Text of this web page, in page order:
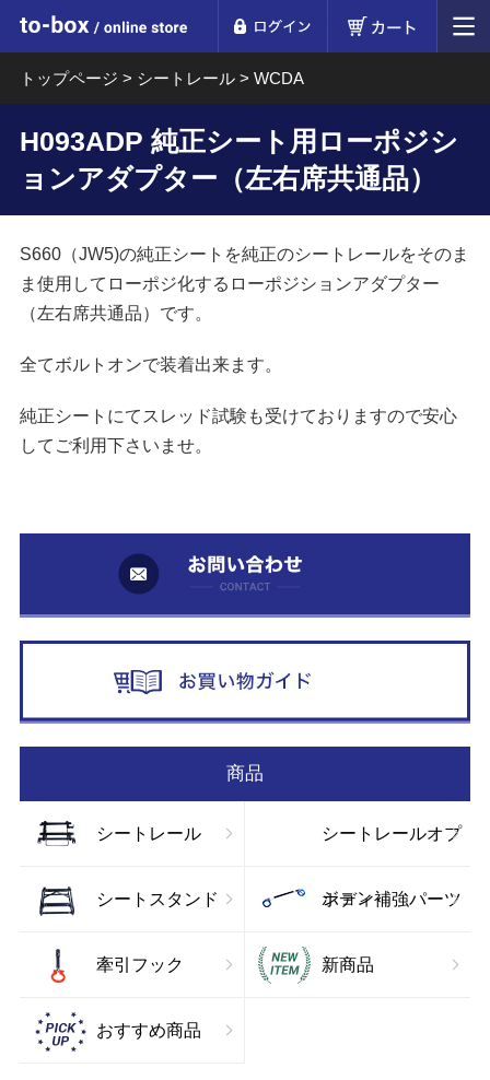
to-box online store
トップページ > シートレール> WCDA
H093ADP 純正シート用ローポジシ
ョンアダプター（左右席共通品）
S660（JW5)の純正シートを純正のシートレールをそのま
ま使用してローポジ化するローポジションアダプター
（左右席共通品）です。
全てボルトオンで装着出来ます。
純正シートにてスレッド試験も受けておりますので安心
してご利用下さいませ。
商品
シートレール シートレールオプ
ション
シートスタンド ボディ補強パーツ
牽引フック 新商品
おすすめ商品